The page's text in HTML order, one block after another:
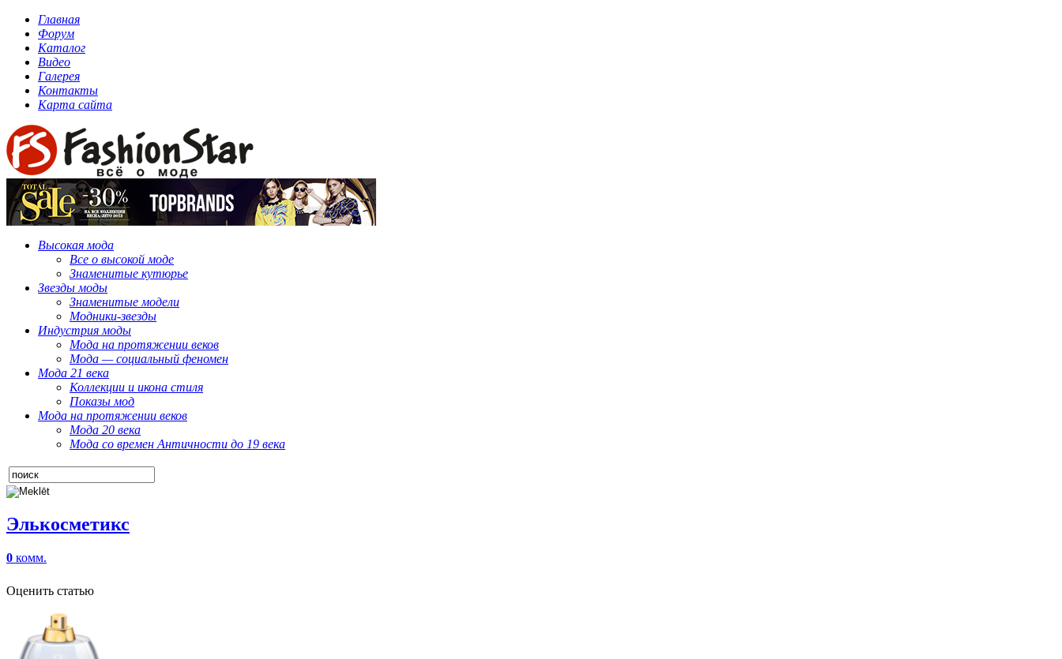
Главная
Форум
Каталог
Видео
Галерея
Контакты
Карта сайта
Высокая мода
Все о высокой моде
Знаменитые кутюрье
Звезды моды
Знаменитые модели
Модники-звезды
Индустрия моды
Мода на протяжении веков
Мода — социальный феномен
Мода 21 века
Коллекции и икона стиля
Показы мод
Мода на протяжении веков
Мода 20 века
Мода со времен Античности до 19 века
Элькосметикс
0 комм.
Оценить статью